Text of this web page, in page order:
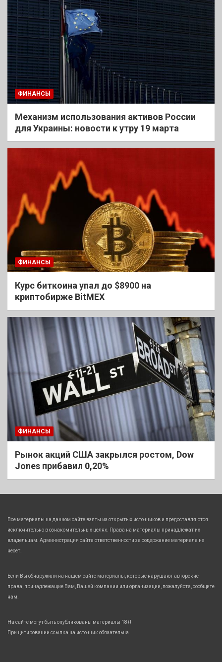
ФИНАНСЫ
Механизм использования активов России
для Украины: новости к утру 19 марта
ФИНАНСЫ
Курс биткоина упал до $8900 на
криптобирже BitMEX
ФИНАНСЫ
Рынок акций США закрылся ростом, Dow
Jones прибавил 0,20%
Все материалы на данном сайте взяты из открытых источников и предоставляются
исключительно в ознакомительных целях. Права на материалы принадлежат их
владельцам. Администрация сайта ответственности за содержание материала не
несет.
Если Вы обнаружили на нашем сайте материалы, которые нарушают авторские
права, принадлежащие Вам, Вашей компании или организации, пожалуйста, сообщите
нам.
На сайте могут быть опубликованы материалы 18+!
При цитировании ссылка на источник обязательна.